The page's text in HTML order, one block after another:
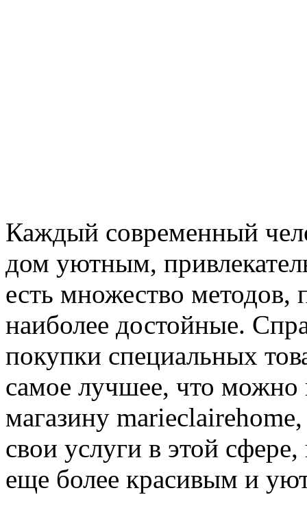
Каждый современный
дом уютным,
есть множество методов,
наиболее достойные.
покупки специальных
самое лучшее, что можно
магазину
свои услуги в этой
еще более красивым и